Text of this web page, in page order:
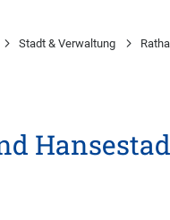
Stadt & Verwaltung